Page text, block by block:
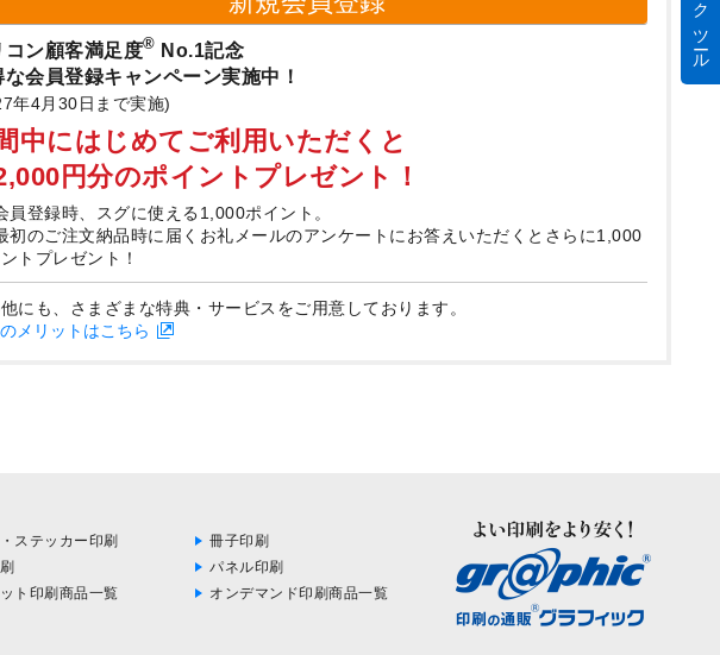
コン顧客満足度® No.1記念
な会員登録キャンペーン実施中！
年4月30日まで実施)
中にはじめてご利用いただくと
円分のポイントプレゼント！
員登録時、スグに使える1,000ポイント。
初のご注文納品時に届くお礼メールのアンケートにお答えいただくとさらに1,000
トプレゼント！
にも、さまざまな特典・サービスをご用意しております。
メリットはこちら
ステッカー印刷
冊子印刷
パネル印刷
ト印刷商品一覧
オンデマンド印刷商品一覧